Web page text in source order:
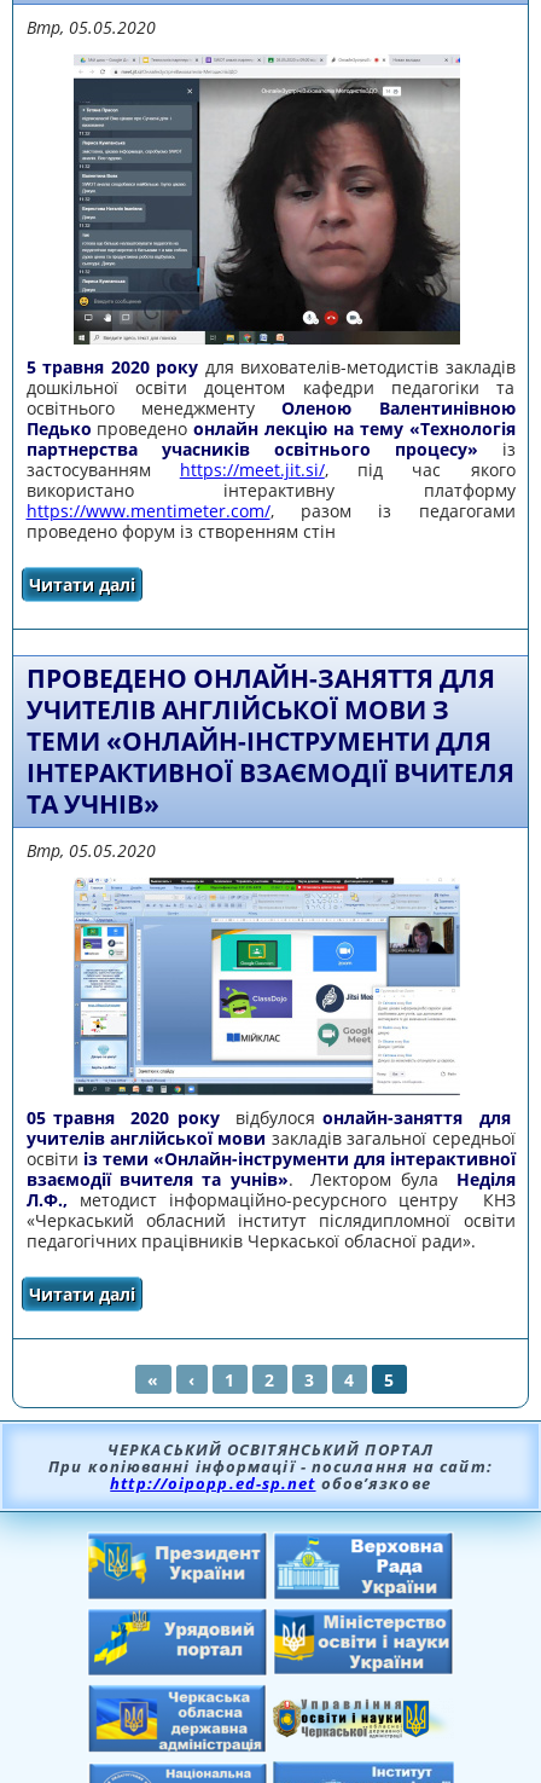
Втр, 05.05.2020
5 травня 2020 року для вихователів-методистів закладів
дошкільної освіти доцентом кафедри педагогіки та
освітнього менеджментуОленою Валентинівною
Педько проведеноонлайн лекцію на тему «Технологія
партнерства учасників освітнього процесу» із
застосуванням https://meet.jit.si/, під час якого
використано інтерактивну платформу
https://www.mentimeter.com/, разом із педагогами
проведено форум із створенням стін
Читати далі
ОСВІТНЬОГО ПРОЦЕСУ»
ПРОВЕДЕНО ОНЛАЙН-ЗАНЯТТЯ ДЛЯ
УЧИТЕЛІВ АНГЛІЙСЬКОЇ МОВИ З
ТЕМИ «ОНЛАЙН-ІНСТРУМЕНТИ ДЛЯ
ІНТЕРАКТИВНОЇ ВЗАЄМОДІЇ ВЧИТЕЛЯ
ТА УЧНІВ»
Втр, 05.05.2020
05 травня 2020 рокувідбулося онлайн-заняття для
учителів англійської мови закладів загальної середньої
освіти із теми «Онлайн-інструменти для інтерактивної
взаємодії вчителя та учнів». Лектором була Неділя
Л.Ф., методист інформаційно-ресурсного центру КНЗ
«Черкаський обласний інститут післядипломної освіти
педагогічних працівників Черкаської обласної ради».
Читати далі
«ОНЛАЙН-ІНСТРУМЕНТИ ДЛЯ ІНТЕРАКТИВНОЇ
СТОРІНКИ
« ‹ 1 2 3 4 5
ЧЕРКАСЬКИЙ ОСВІТЯНСЬКИЙ ПОРТАЛ
При копіюванні інформації - посилання на сайт:
http://oipopp.ed-sp.net обов’язкове